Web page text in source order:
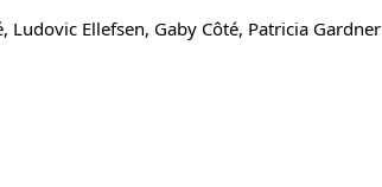
Ludovic Ellefsen, Gaby Côté, Patricia Gardner